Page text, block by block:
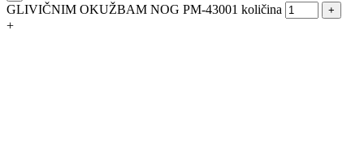
GLIVIČNIM OKUŽBAM NOG PM-43001 količina
+
+